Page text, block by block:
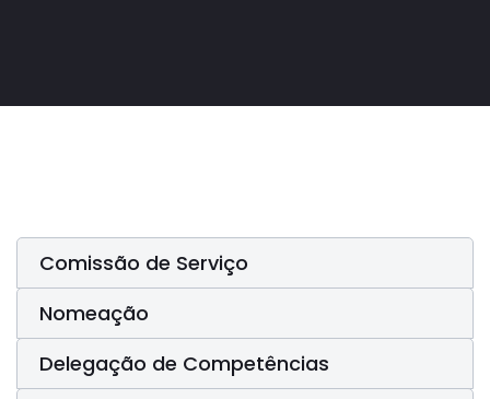
Comissão de Serviço
Nomeação
Delegação de Competências